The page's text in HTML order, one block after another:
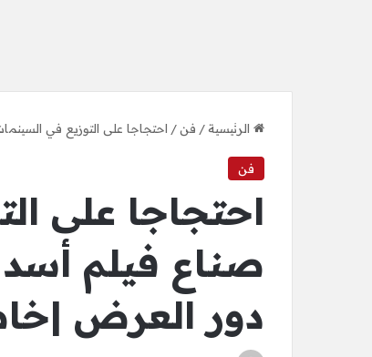
الرئيسية/ فن / احتجاجا على التوزيع في
فن
احتجاجا على
صناع فيلم
دور العرض